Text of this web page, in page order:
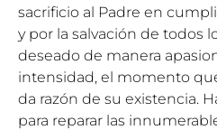
sacrificio al Padre en
y por la salvación de todos
deseado de manera
intensidad, el momento
da razón de su existencia.
para reparar las